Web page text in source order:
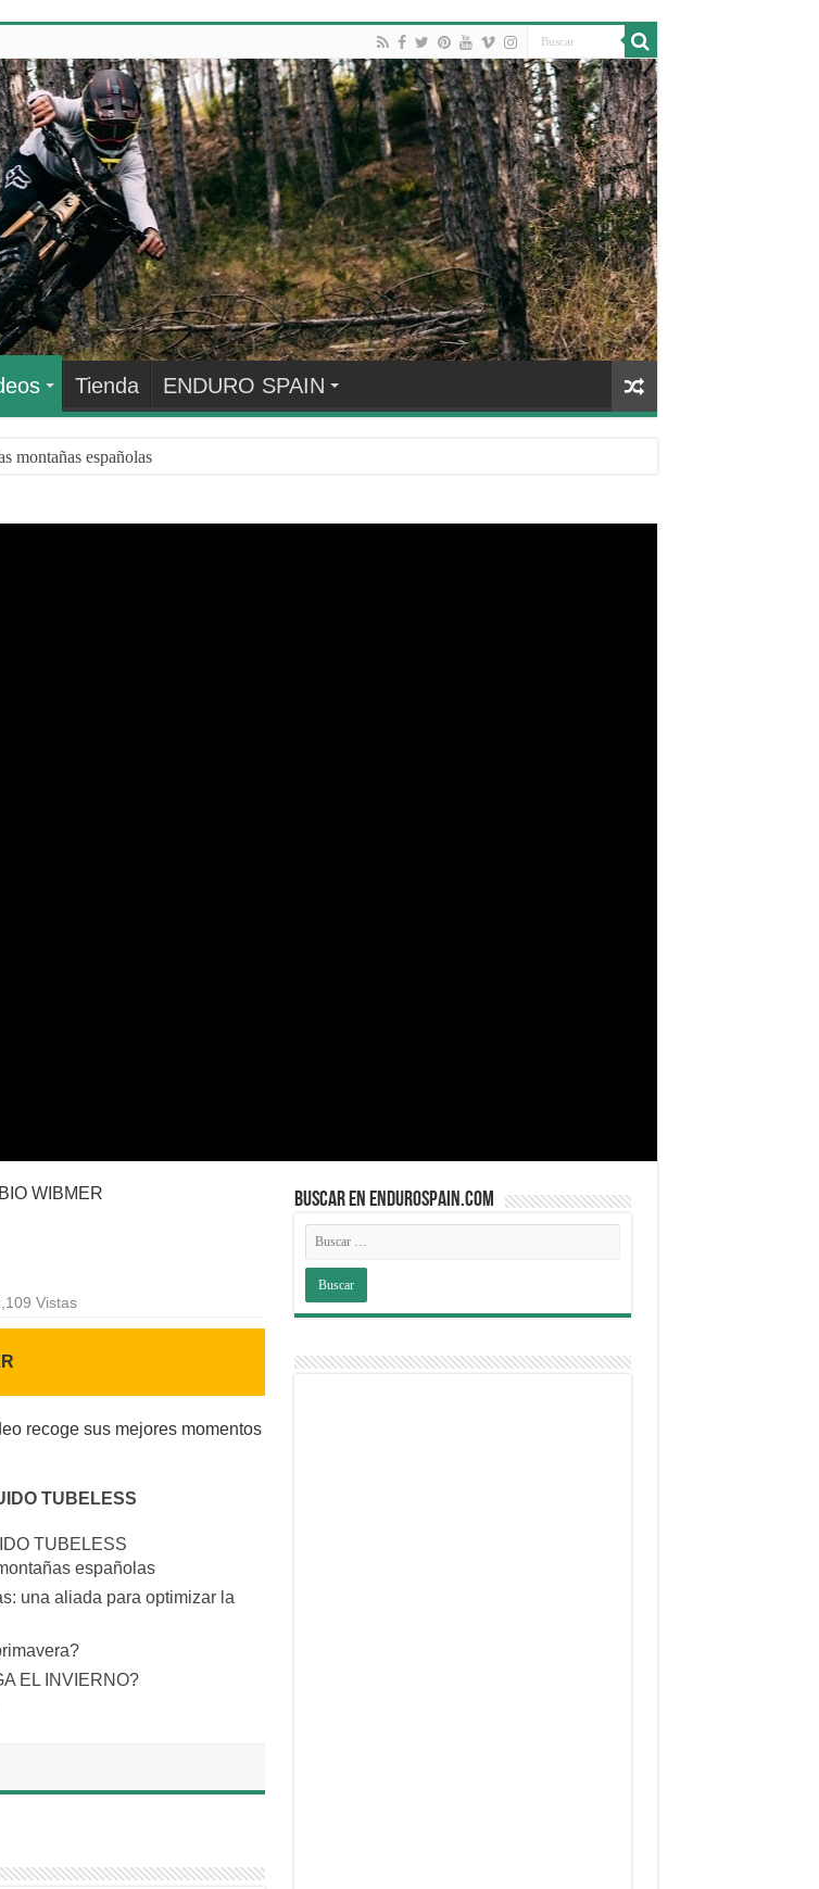
Tienda ENDURO SPAIN
montañas españolas
WIBMER
Vistas
recoge sus mejores momentos
TUBELESS
TUBELESS
españolas
una aliada para optimizar la
EL INVIERNO?
BUSCAR EN ENDUROSPAIN.COM